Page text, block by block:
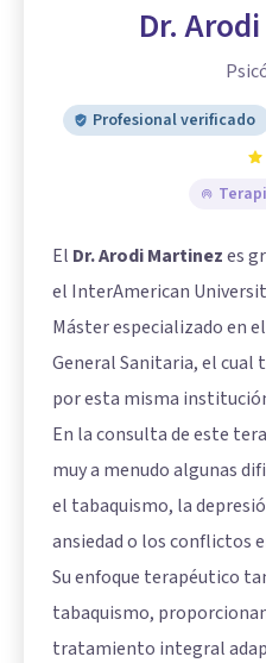
Dr.
Profesional verificado
El Dr. Arodi Martinezes
el InterAmerican
Máster especializado en
General Sanitaria, el cual
por esta misma
En la consulta de este
muy a menudo algunas
el tabaquismo, la
ansiedad o los conflictos
Su enfoque terapéutico
tabaquismo,
tratamiento integral